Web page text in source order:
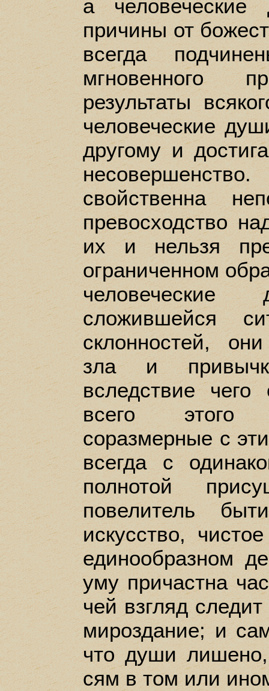
а
причины от
всегда
мгновенного
результаты
человеческие
другому и
свойственна
превосходство
их и нельзя
ограниченном
сложившейся
склонностей,
зла и
вследствие
всего этого
соразмерные с
всегда с
полнотой
повелитель
искусство,
единообразном
уму причастна
чей взгляд
мироздание; и
что души
сям в том или